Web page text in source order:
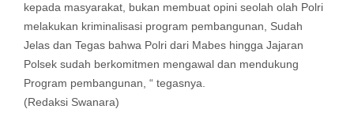
kepada masyarakat, bukan membuat opini seolah olah Polri
melakukan kriminalisasi program pembangunan, Sudah
Jelas dan Tegas bahwa Polri dari Mabes hingga Jajaran
Polsek sudah berkomitmen mengawal dan mendukung
Program pembangunan, “ tegasnya.
(Redaksi Swanara)